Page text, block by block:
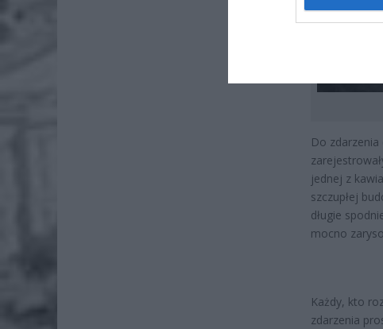
Do
jednej z
szczupłej
długie
mocno
Każdy, kto
zdarzenia